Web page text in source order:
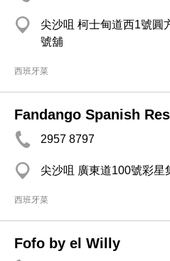
尖沙咀 柯士甸道西1號圓
號舖
西班牙菜
Fandango Spanish
2957 8797
尖沙咀 廣東道100號彩星
西班牙菜
Fofo by el Willy